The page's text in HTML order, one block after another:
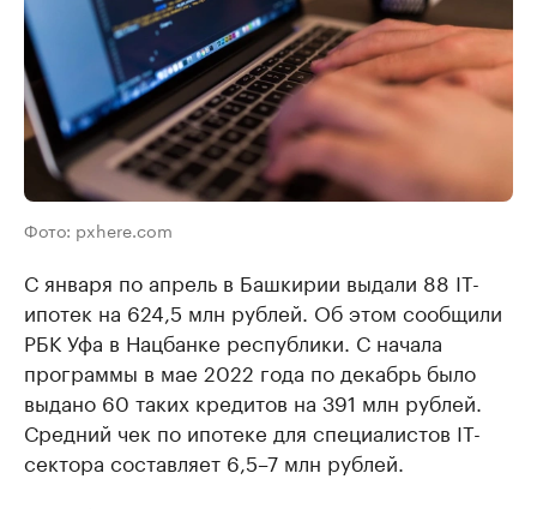
Фото: pxhere.com
С января по апрель в Башкирии выдали 88 IT-
ипотек на 624,5 млн рублей. Об этом сообщили
РБК Уфа в Нацбанке республики. С начала
программы в мае 2022 года по декабрь было
выдано 60 таких кредитов на 391 млн рублей.
Средний чек по ипотеке для специалистов IT-
сектора составляет 6,5–7 млн рублей.